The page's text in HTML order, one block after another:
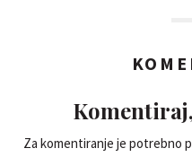
Za komentiranje je potrebno